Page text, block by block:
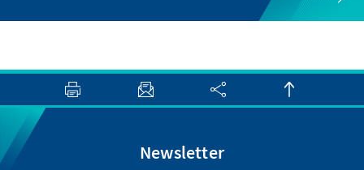
Newsletter